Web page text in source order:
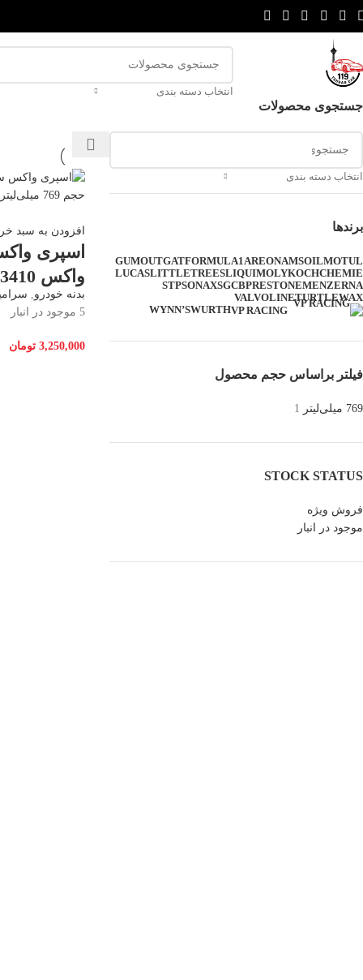
انتخاب دسته بندی
جستجوی محصولات
انتخاب دسته بندی
برندها
MOTUL
AMSOIL
AREON
FORMULA1
GAT
GUMOUT
KOCHCHEMIE
LIQUIMOLY
LITTLETREES
LUCAS
MENZERNA
PRESTONE
SGCB
SONAX
STP
TURTLEWAX
VALVOLINE
VP RACING
WURTH
WYNN’S
فیلتر براساس حجم محصول
769 میلی‌لیتر 1
STOCK STATUS
فروش ویژه
موجود در انبار
افزودن به سبد
اسپری
واکس 53410 – حجم 769 میلی‌لیتر
بدنه خودرو,
5 موجود در انبار
3,250,000 تومان